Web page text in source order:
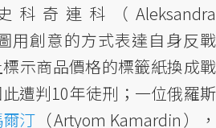
奇連科（Aleksandra
用創意的方式表達自身反戰
示商品價格的標籤紙換成戰
遭判10年徒刑；一位俄羅斯
汀（Artyom Kamardin），